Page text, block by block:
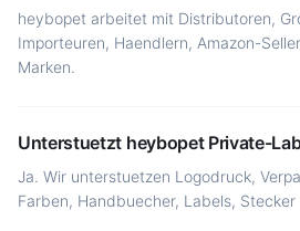
heybopet arbeitet mit Distributoren,
Importeuren, Haendlern, Amazon-
Marken.
Unterstuetzt heybopet Private-
Ja. Wir unterstuetzen Logodruck,
Farben, Handbuecher, Labels,